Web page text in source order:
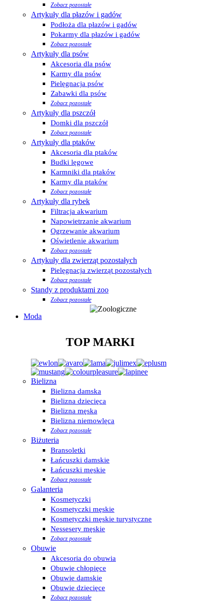
Zobacz pozostałe
Artykuły dla płazów i gadów
Podłoża dla płazów i gadów
Pokarmy dla płazów i gadów
Zobacz pozostałe
Artykuły dla psów
Akcesoria dla psów
Karmy dla psów
Pielęgnacja psów
Zabawki dla psów
Zobacz pozostałe
Artykuły dla pszczół
Domki dla pszczół
Zobacz pozostałe
Artykuły dla ptaków
Akcesoria dla ptaków
Budki lęgowe
Karmniki dla ptaków
Karmy dla ptaków
Zobacz pozostałe
Artykuły dla rybek
Filtracja akwarium
Napowietrzanie akwarium
Ogrzewanie akwarium
Oświetlenie akwarium
Zobacz pozostałe
Artykuły dla zwierząt pozostałych
Pielęgnacja zwierząt pozostałych
Zobacz pozostałe
Standy z produktami zoo
Zobacz pozostałe
Moda
TOP MARKI
Bielizna
Bielizna damska
Bielizna dziecięca
Bielizna męska
Bielizna niemowlęca
Zobacz pozostałe
Biżuteria
Bransoletki
Łańcuszki damskie
Łańcuszki męskie
Zobacz pozostałe
Galanteria
Kosmetyczki
Kosmetyczki męskie
Kosmetyczki męskie turystyczne
Nessesery męskie
Zobacz pozostałe
Obuwie
Akcesoria do obuwia
Obuwie chłopięce
Obuwie damskie
Obuwie dziecięce
Zobacz pozostałe